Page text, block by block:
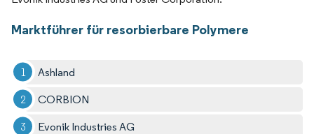
Marktführer für resorbierbare Polymere
Ashland
CORBION
Evonik Industries AG